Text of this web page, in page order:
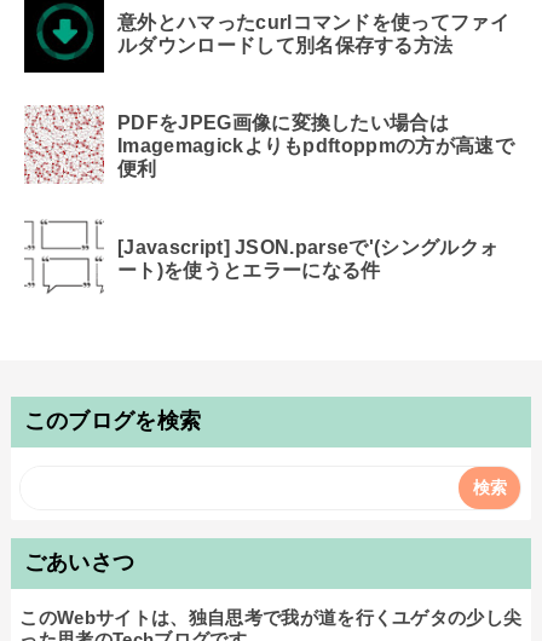
意外とハマったcurlコマンドを使ってファイ
ルダウンロードして別名保存する方法
PDFをJPEG画像に変換したい場合は
Imagemagickよりもpdftoppmの方が高速で
便利
[Javascript] JSON.parseで'(シングルクォ
ート)を使うとエラーになる件
このブログを検索
ごあいさつ
このWebサイトは、独自思考で我が道を行くユゲタの少し尖